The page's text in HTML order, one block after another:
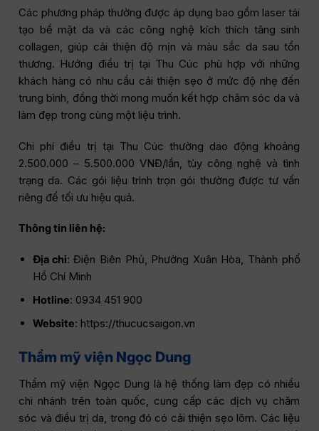
Các phương pháp thường được áp dụng bao gồm laser tái
tạo bề mặt da và các công nghệ kích thích tăng sinh
collagen, giúp cải thiện độ mịn và màu sắc da sau tổn
thương. Hướng điều trị tại Thu Cúc phù hợp với những
khách hàng có nhu cầu cải thiện sẹo ở mức độ nhẹ đến
trung bình, đồng thời mong muốn kết hợp chăm sóc da và
làm đẹp trong cùng một liệu trình.
Chi phí điều trị tại Thu Cúc thường dao động khoảng
2.500.000 – 5.500.000 VNĐ/lần, tùy công nghệ và tình
trạng da. Các gói liệu trình trọn gói thường được tư vấn
riêng để tối ưu hiệu quả.
Thông tin liên hệ:
Địa chỉ: Điện Biên Phủ, Phường Xuân Hòa, Thành phố
Hồ Chí Minh
Hotline: 0934 451 900
Website: https://thucucsaigon.vn
Thẩm mỹ viện Ngọc Dung
Thẩm mỹ viện Ngọc Dung là hệ thống làm đẹp có nhiều
chi nhánh trên toàn quốc, cung cấp các dịch vụ chăm
sóc và điều trị da, trong đó có cải thiện sẹo lõm. Các liệu